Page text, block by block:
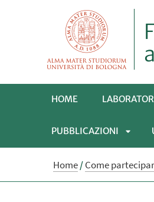
HOME
PUBBLICAZIONI
APRI
Home/Come